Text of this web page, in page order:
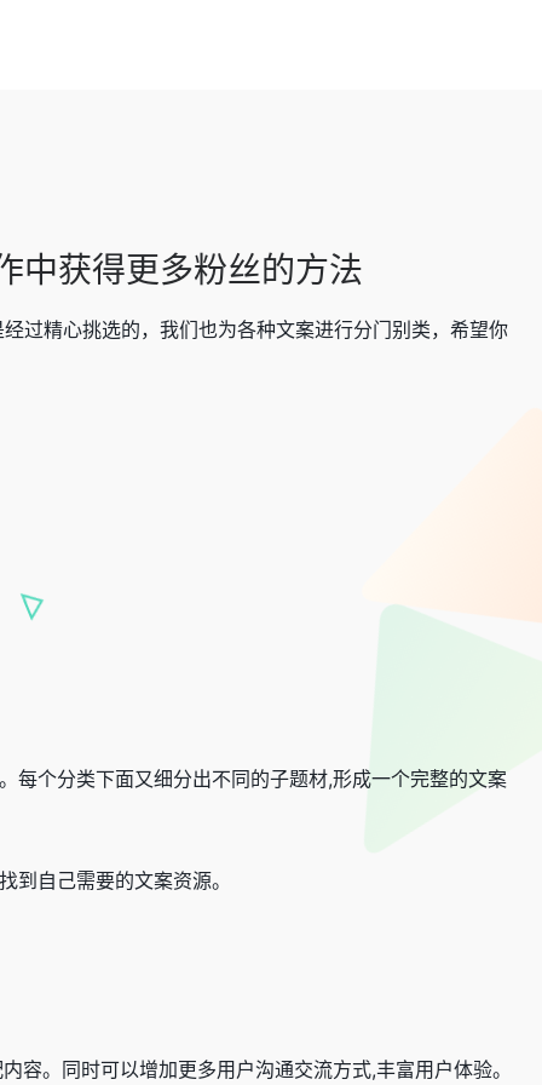
中获得更多粉丝的方法
过精心挑选的，我们也为各种文案进行分门别类，希望你
每个分类下面又细分出不同的子题材,形成一个完整的文案
自己需要的文案资源。
。同时可以增加更多用户沟通交流方式,丰富用户体验。